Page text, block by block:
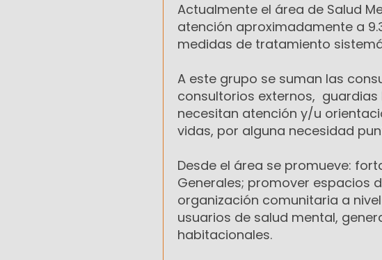
Actualmente el área de Salud
atención aproximadamente a
medidas de tratamiento
A este grupo se suman las
consultorios externos,
necesitan atención y/u
vidas, por alguna necesidad
Desde el área se promueve:
Generales; promover espacios
organización comunitaria a
usuarios de salud mental,
habitacionales.